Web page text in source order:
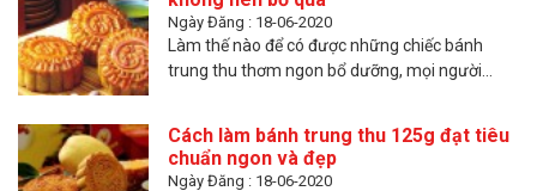
Ngày Đăng : 18-06-2020
Làm thế nào để có được những chiếc bánh
trung thu thơm ngon bổ dưỡng, mọi người...
Cách làm bánh trung thu 125g đạt tiêu
chuẩn ngon và đẹp
Ngày Đăng : 18-06-2020